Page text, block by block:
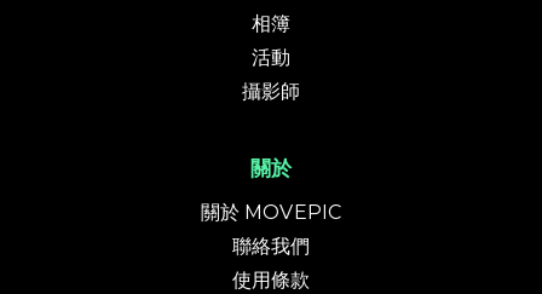
相簿
活動
攝影師
關於
關於 MOVEPIC
聯絡我們
使用條款